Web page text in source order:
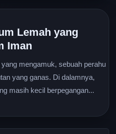
Lemah yang
Iman
mengamuk, sebuah perahu
yang ganas. Di dalamnya,
masih kecil berpegangan...